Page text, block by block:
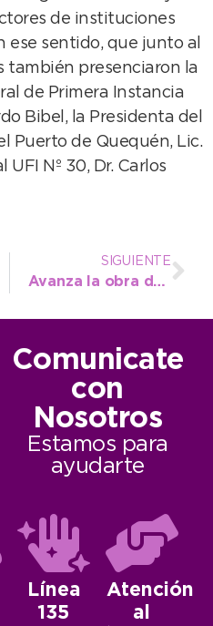
de instituciones
ese sentido, que junto al
también presenciaron la
de Primera Instancia
Bibel, la Presidenta del
Puerto de Quequén, Lic.
Nº 30, Dr. Carlos
SIGUIENTE
Avanza la obra de reparación y ampliación del techo en el Jardín Maternal “Pichi Huinca”
Comunicate
con
Nosotros
Estamos para
ayudarte
Línea
135
Atención
al